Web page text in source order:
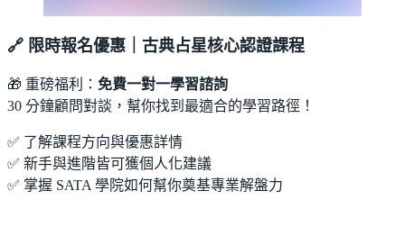
🔗 限時報名優惠｜古典占星核心認證課程
🎁 重磅福利： 免費一對一學習諮詢
30 分鐘顧問對談，幫你找到最適合的學習路徑！
✅ 了解課程方向與優惠詳情
✅ 新手與進階皆可獲個人化建議
✅ 掌握 SATA 學院如何幫你奠基專業解盤力